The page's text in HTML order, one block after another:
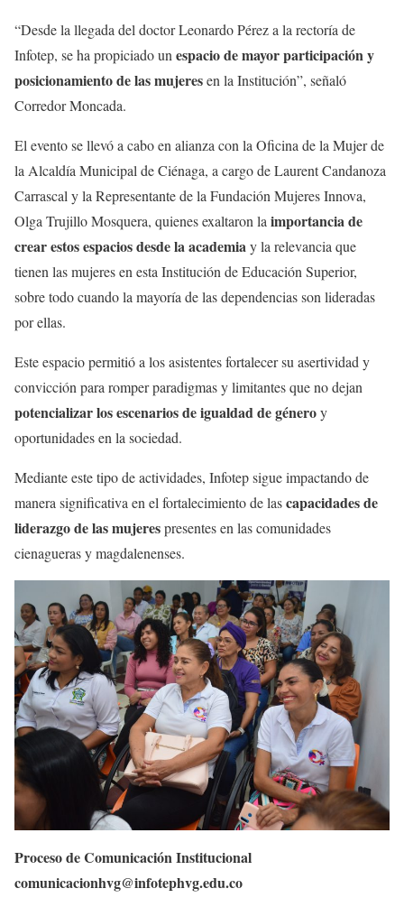
“Desde la llegada del doctor Leonardo Pérez a la rectoría de
Infotep, se ha propiciado un espacio de mayor participación y
posicionamiento de las mujeresen la Institución”, señaló
Corredor Moncada.
El evento se llevó a cabo en alianza con la Oficina de la Mujer de
la Alcaldía Municipal de Ciénaga, a cargo de Laurent Candanoza
Carrascal y la Representante de la Fundación Mujeres Innova,
Olga Trujillo Mosquera, quienes exaltaron la importancia de
crear estos espacios desde la academiay la relevancia que
tienen las mujeres en esta Institución de Educación Superior,
sobre todo cuando la mayoría de las dependencias son lideradas
por ellas.
Este espacio permitió a los asistentes fortalecer su asertividad y
convicción para romper paradigmas y limitantes que no dejan
potencializar los escenarios de igualdad de géneroy
oportunidades en la sociedad.
Mediante este tipo de actividades, Infotep sigue impactando de
manera significativa en el fortalecimiento de lascapacidades de
liderazgo de las mujerespresentes en las comunidades
cienagueras y magdalenenses.
Proceso de Comunicación Institucional
comunicacionhvg@infotephvg.edu.co